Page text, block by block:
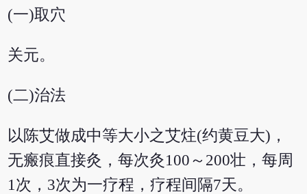
(一)取穴
关元。
(二)治法
以陈艾做成中等大小之艾炷(约黄豆大)，
无瘢痕直接灸，每次灸100～200壮，每周
1次，3次为一疗程，疗程间隔7天。